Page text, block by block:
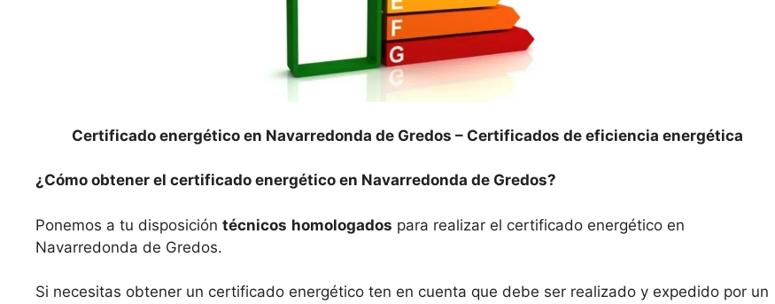
Certificado energético en Navarredonda de Gredos – Certificados de eficiencia energética
¿Cómo obtener el certificado energético en Navarredonda de Gredos?
Ponemos a tu disposición técnicos homologados para realizar el certificado energético en
Navarredonda de Gredos.
Si necesitas obtener un certificado energético ten en cuenta que debe ser realizado y expedido por un